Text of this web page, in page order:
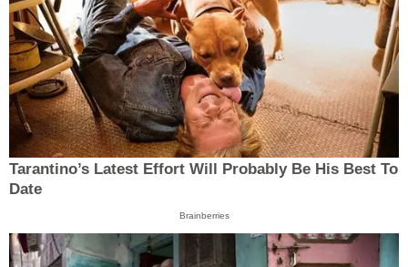
Tarantino’s Latest Effort Will Probably Be His Best To
Date
Brainberries